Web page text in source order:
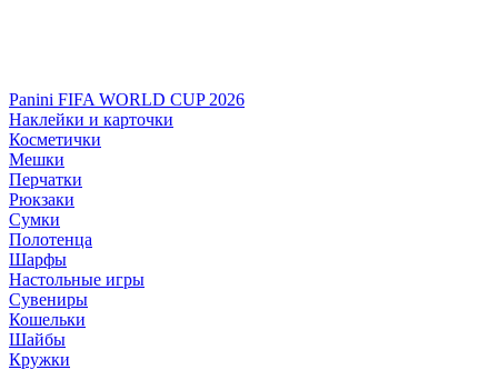
Panini FIFA WORLD CUP 2026
Наклейки и карточки
Косметички
Мешки
Перчатки
Рюкзаки
Сумки
Полотенца
Шарфы
Настольные игры
Сувениры
Кошельки
Шайбы
Кружки